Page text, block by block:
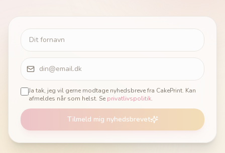
Ja tak, jeg vil gerne modtage nyhedsbreve fra CakePrint. Kan
afmeldes når som helst. Se privatlivspolitik.
Tilmeld mig nyhedsbrevet